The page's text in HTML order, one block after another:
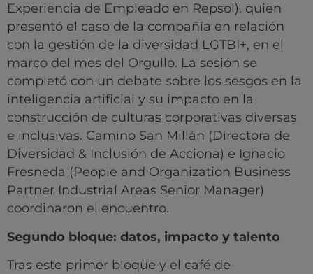
Experiencia de Empleado en Repsol), quien
presentó el caso de la compañía en relación
con la gestión de la diversidad LGTBI+, en el
marco del mes del Orgullo. La sesión se
completó con un debate sobre los sesgos en la
inteligencia artificial y su impacto en la
construcción de culturas corporativas diversas
e inclusivas. Camino San Millán (Directora de
Diversidad & Inclusión de Acciona) e Ignacio
Fresneda (People and Organization Business
Partner Industrial Areas Senior Manager)
coordinaron el encuentro.
Segundo bloque: datos, impacto y talento
Tras este primer bloque y el café de